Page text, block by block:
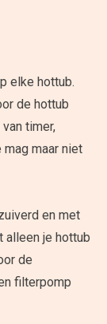
elke hottub.
de hottub
timer,
maar niet
en met
alleen je hottub
de
filterpomp